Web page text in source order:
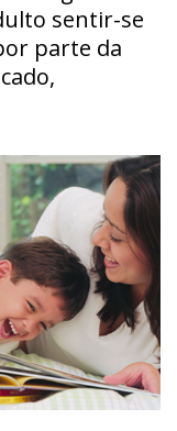
sentir-se
parte da